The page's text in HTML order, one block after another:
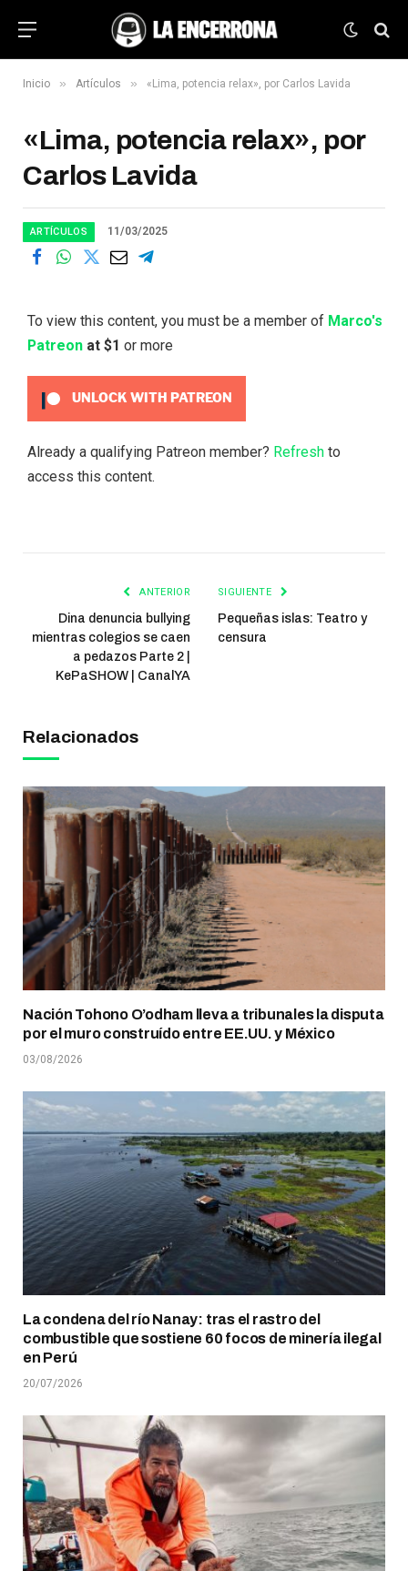
Inicio » Artículos » «Lima, potencia relax», por Carlos Lavida
«Lima, potencia relax», por
Carlos Lavida
ARTÍCULOS 11/03/2025
To view this content, you must be a member of Marco's
Patreon at $1 or more
UNLOCK WITH PATREON
Already a qualifying Patreon member? Refresh to
access this content.
ANTERIOR
Dina denuncia bullying
mientras colegios se caen
a pedazos Parte 2 |
KePaSHOW | CanalYA
SIGUIENTE
Pequeñas islas: Teatro y
censura
Relacionados
Nación Tohono O’odham lleva a tribunales la disputa
por el muro construído entre EE.UU. y México
03/08/2026
La condena del río Nanay: tras el rastro del
combustible que sostiene 60 focos de minería ilegal
en Perú
20/07/2026